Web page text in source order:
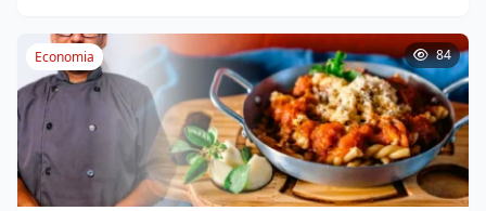
Economia 84